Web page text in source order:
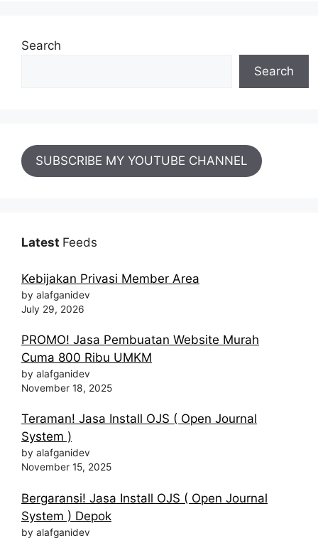
Search
Search
SUBSCRIBE MY YOUTUBE CHANNEL
Latest Feeds
Kebijakan Privasi Member Area
by alafganidev
July 29, 2026
PROMO! Jasa Pembuatan Website Murah
Cuma 800 Ribu UMKM
by alafganidev
November 18, 2025
Teraman! Jasa Install OJS ( Open Journal
System )
by alafganidev
November 15, 2025
Bergaransi! Jasa Install OJS ( Open Journal
System ) Depok
by alafganidev